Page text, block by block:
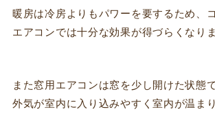
暖房は冷房よりもパワーを要するため、
エアコンでは十分な効果が得づらくなりま
また窓用エアコンは窓を少し開けた状態
外気が室内に入り込みやすく室内が温ま